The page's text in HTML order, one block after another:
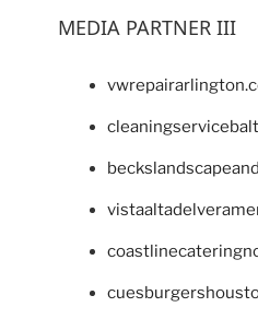
MEDIA PARTNER III